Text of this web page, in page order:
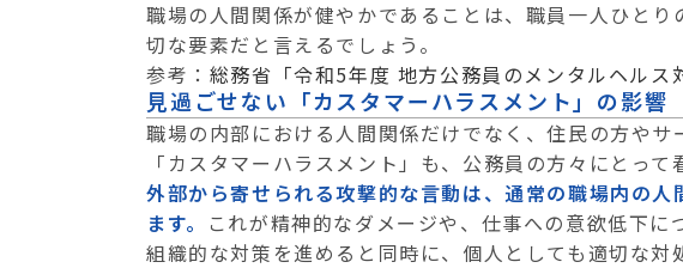
職場の人間関係が健やかであることは、職員一人ひと
切な要素だと言えるでしょう。
参考： 総務省「令和5年度 地方公務員のメンタルヘルス
見過ごせない「カスタマーハラスメント」の影響
職場の内部における人間関係だけでなく、住民の方や
「カスタマーハラスメント」も、公務員の方々にとって
外部から寄せられる攻撃的な言動は、通常の職場内の
ます。
これが精神的なダメージや、仕事への意欲低下に
組織的な対策を進めると同時に、個人としても適切な対